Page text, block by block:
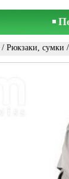
/ Рюкзаки, сумки